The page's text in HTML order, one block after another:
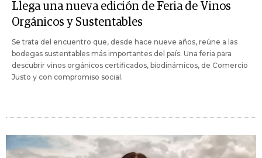
Llega una nueva edición de Feria de Vinos
Orgánicos y Sustentables
Se trata del encuentro que, desde hace nueve años, reúne a las
bodegas sustentables más importantes del país. Una feria para
descubrir vinos orgánicos certificados, biodinámicos, de Comercio
Justo y con compromiso social.